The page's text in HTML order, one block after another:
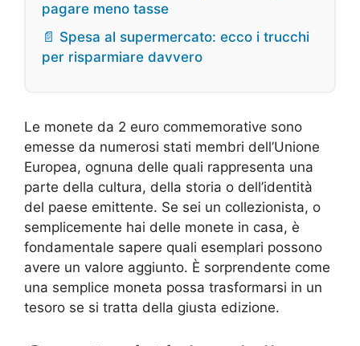
pagare meno tasse
📄 Spesa al supermercato: ecco i trucchi
per risparmiare davvero
Le monete da 2 euro commemorative sono
emesse da numerosi stati membri dell’Unione
Europea, ognuna delle quali rappresenta una
parte della cultura, della storia o dell’identità
del paese emittente. Se sei un collezionista, o
semplicemente hai delle monete in casa, è
fondamentale sapere quali esemplari possono
avere un valore aggiunto. È sorprendente come
una semplice moneta possa trasformarsi in un
tesoro se si tratta della giusta edizione.